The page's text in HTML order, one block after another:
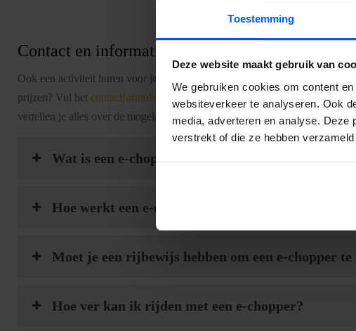
Toestemming
Deze website maakt gebruik van
We gebruiken cookies om content
websiteverkeer te analyseren. Ook
media, adverteren en analyse. Deze
verstrekt of die ze hebben
Contact en informatie
Ook een activiteit huren voor jouw uitje? Of heb je nog vragen over onze
prijzen? Vul het contactformulier
in. Dan nemen wij zo snel mogelijk
vertellen je alles over de mogelijkheden en denken graag met je mee.
Wat is een e-chopper?
Hoe werkt een e-chopper?
Moet je een rijbewijs hebben om een e-chopper te
Hoe ver kan ik rijden met een e-chopper?